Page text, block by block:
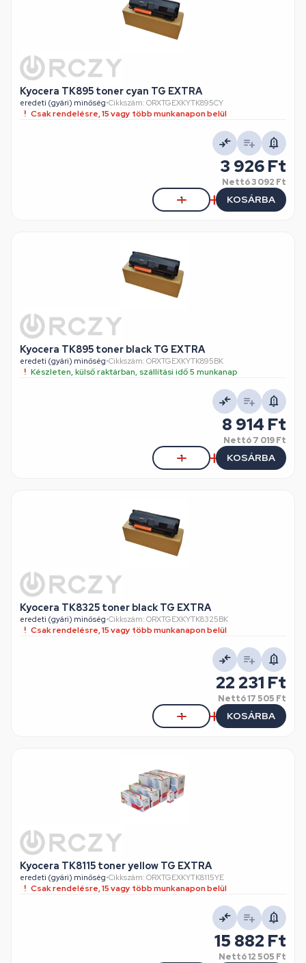
Kyocera TK895 toner cyan TG EXTRA
eredeti (gyári) minőség•Cikkszám: ORXTGEXKYTK895CY
Csak rendelésre, 15 vagy több munkanapon belül
3 926 Ft
Nettó3 092 Ft
KOSÁRBA
Kyocera TK895 toner black TG EXTRA
eredeti (gyári) minőség•Cikkszám: ORXTGEXKYTK895BK
Készleten, külső raktárban, szállítási idő 5 munkanap
8 914 Ft
Nettó7 019 Ft
KOSÁRBA
Kyocera TK8325 toner black TG EXTRA
eredeti (gyári) minőség•Cikkszám: ORXTGEXKYTK8325BK
Csak rendelésre, 15 vagy több munkanapon belül
22 231 Ft
Nettó17 505 Ft
KOSÁRBA
Kyocera TK8115 toner yellow TG EXTRA
eredeti (gyári) minőség•Cikkszám: ORXTGEXKYTK8115YE
Csak rendelésre, 15 vagy több munkanapon belül
15 882 Ft
Nettó12 505 Ft